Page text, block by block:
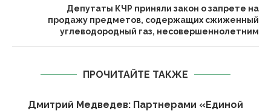
Депутаты КЧР приняли закон о запрете на
продажу предметов, содержащих сжиженный
углеводородный газ, несовершеннолетним
ПРОЧИТАЙТЕ ТАКЖЕ
Дмитрий Медведев: Партнерами «Единой